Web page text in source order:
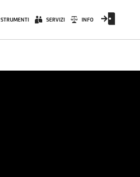
STRUMENTI SERVIZI INFO